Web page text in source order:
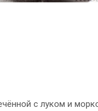
с луком и